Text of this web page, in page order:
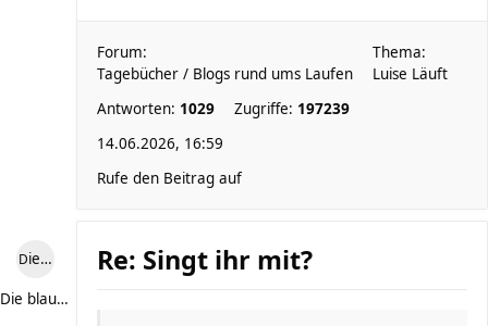
Forum:
Tagebücher / Blogs rund ums Laufen
Thema:
Luise Läuft
Antworten: 1029 Zugriffe: 197239
14.06.2026, 16:59
Rufe den Beitrag auf
Die blaue Luise
Die blaue Luise
Re: Singt ihr mit?